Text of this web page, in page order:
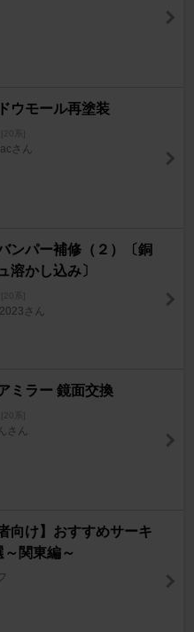
ウモール再塗装
さん
ンパー補修（２）〔銅
溶かし込み〕
さん
ミラー 鏡面交換
さん
向け】おすすめサーキ
～関東編～